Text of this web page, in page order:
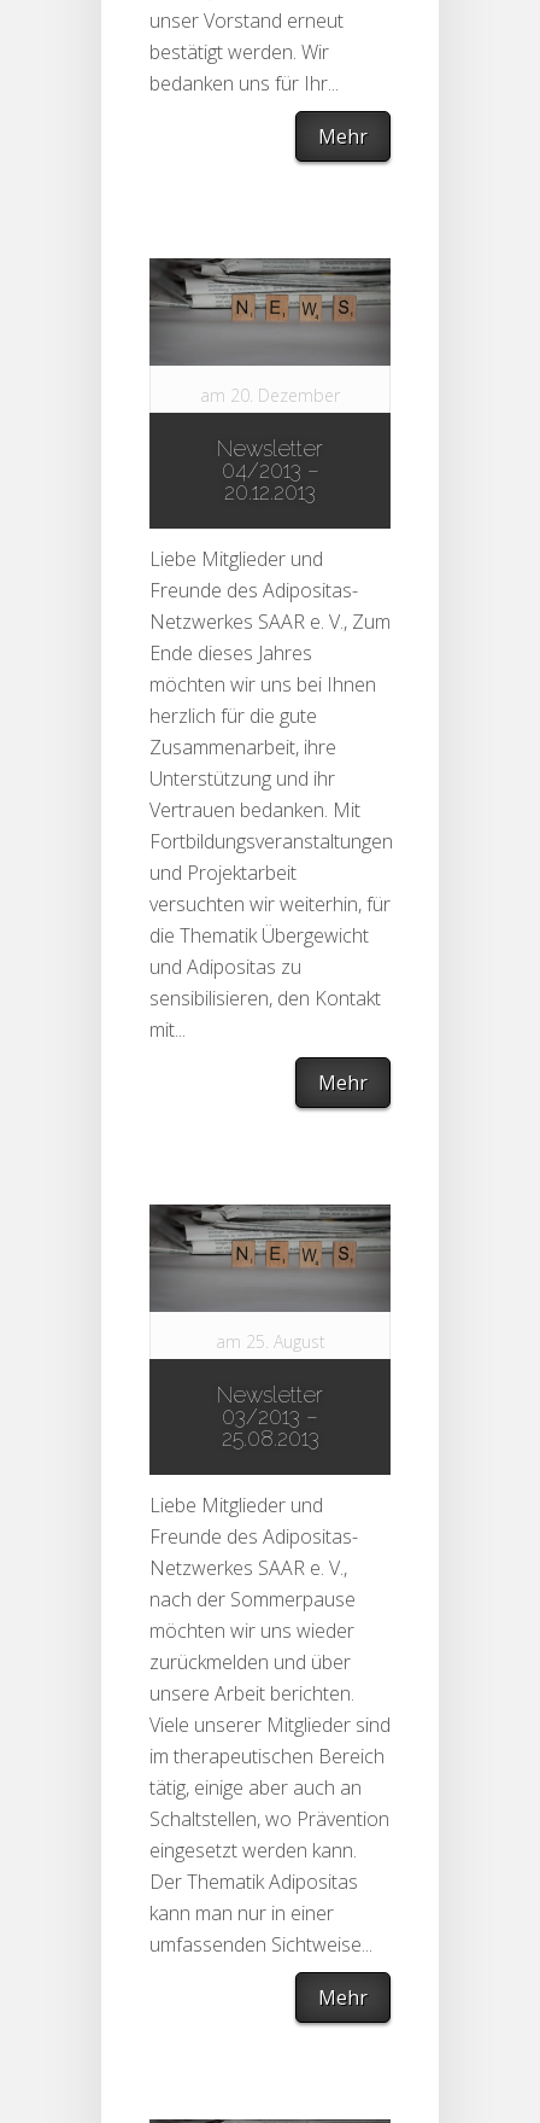
unser Vorstand erneut
bestätigt werden. Wir
bedanken uns für Ihr...
Mehr
Newsletter
04/2013 –
20.12.2013
am 20. Dezember
Newsletter|0
comments
Liebe Mitglieder und
Freunde des Adipositas-
Netzwerkes SAAR e. V., Zum
Ende dieses Jahres
möchten wir uns bei Ihnen
herzlich für die gute
Zusammenarbeit, ihre
Unterstützung und ihr
Vertrauen bedanken. Mit
Fortbildungsveranstaltungen
und Projektarbeit
versuchten wir weiterhin, für
die Thematik Übergewicht
und Adipositas zu
sensibilisieren, den Kontakt
mit...
Mehr
Newsletter
03/2013 –
25.08.2013
am 25. August
Newsletter|0
comments
Liebe Mitglieder und
Freunde des Adipositas-
Netzwerkes SAAR e. V.,
nach der Sommerpause
möchten wir uns wieder
zurückmelden und über
unsere Arbeit berichten.
Viele unserer Mitglieder sind
im therapeutischen Bereich
tätig, einige aber auch an
Schaltstellen, wo Prävention
eingesetzt werden kann.
Der Thematik Adipositas
kann man nur in einer
umfassenden Sichtweise...
Mehr